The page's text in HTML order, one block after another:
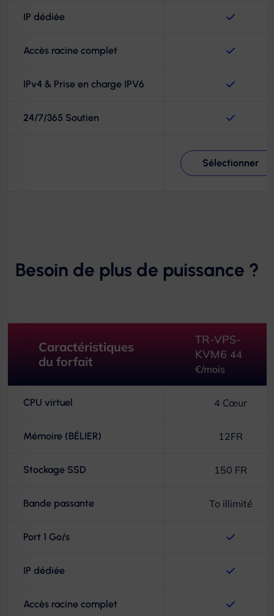
IP dédiée
Accès racine complet
IPv4 & Prise en charge IPV6
24/7/365 Soutien
Sélectionner
Besoin de plus de puissance ?
Caractéristiques
du forfait
TR-VPS-
KVM6 44
€/mois
CPU virtuel 4 Cœur
Mémoire (BÉLIER) 12FR
Stockage SSD 150 FR
Bande passante To illimité
Port 1 Go/s
IP dédiée
Accès racine complet